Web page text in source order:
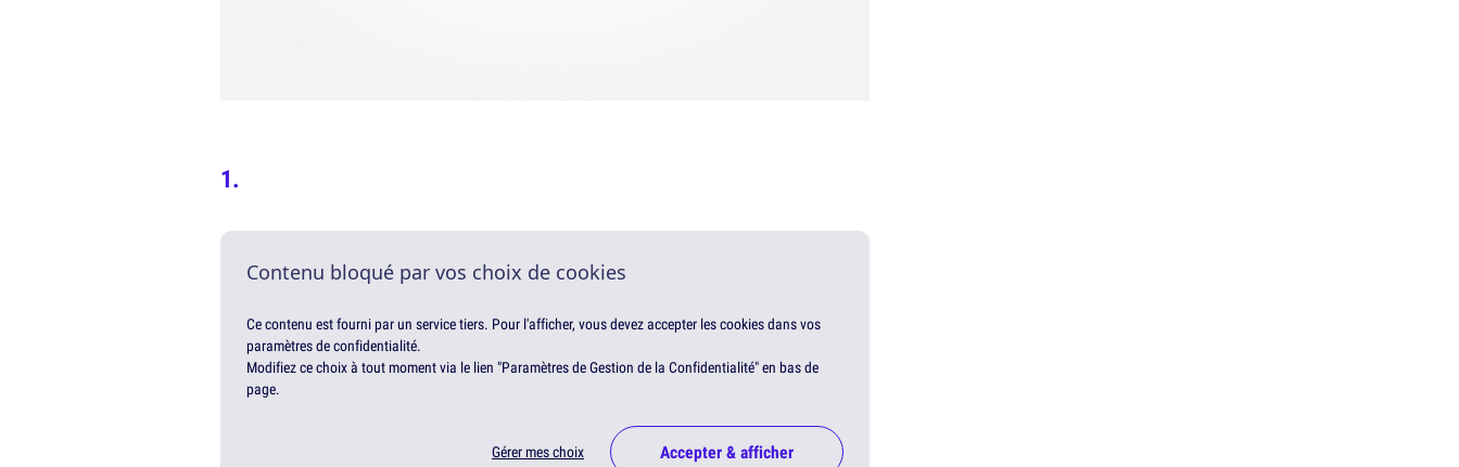
Contenu bloqué par vos choix de cookies
Ce contenu est fourni par un service tiers. Pour l'afficher, vous devez accepter les cookies dans vos
paramètres de confidentialité.
Modifiez ce choix à tout moment via le lien "Paramètres de Gestion de la Confidentialité" en bas de
page.
Gérer mes choix Accepter & afficher